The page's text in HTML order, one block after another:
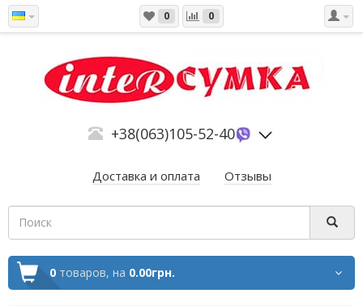
0 0
+38(063)105-52-40
Доставка и оплата Отзывы
0 товаров, на 0.00грн.